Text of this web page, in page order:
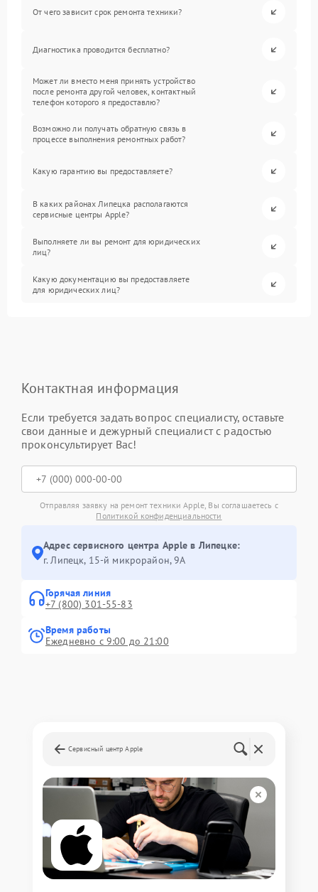
От чего зависит срок ремонта техники?
Диагностика проводится бесплатно?
Может ли вместо меня принять устройство
после ремонта другой человек, контактный
телефон которого я предоставлю?
Возможно ли получать обратную связь в
процессе выполнения ремонтных работ?
Какую гарантию вы предоставляете?
В каких районах Липецка располагаются
сервисные центры Apple?
Выполняете ли вы ремонт для юридических
лиц?
Какую документацию вы предоставляете
для юридических лиц?
Контактная информация
Если требуется задать вопрос специалисту, оставьте
свои данные и дежурный специалист с радостью
проконсультирует Вас!
Отправляя заявку на ремонт техники Apple, Вы соглашаетесь с
Политикой конфиденциальности
Адрес сервисного центра Apple в Липецке:
г. Липецк, 15-й микрорайон, 9А
Горячая линия
+7 (800) 301-55-83
Время работы
Ежедневно с 9:00 до 21:00
Сервисный центр Apple